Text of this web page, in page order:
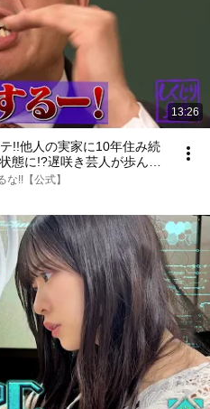
13:26
!!他人の実家に10年住み続
態に!?遅咲き芸人が歩んだ
!!【公式】